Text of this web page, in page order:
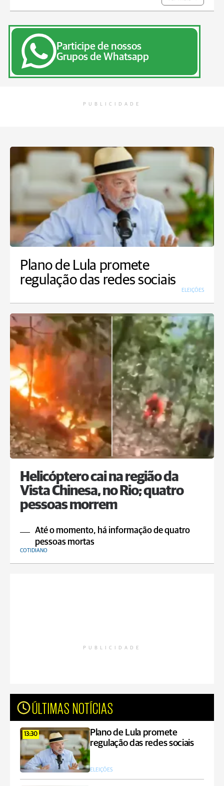
Participe de nossos
Grupos de Whatsapp
PUBLICIDADE
Plano de Lula promete
regulação das redes sociais
ELEIÇÕES
Helicóptero cai na região da
Vista Chinesa, no Rio; quatro
pessoas morrem
Até o momento, há informação de quatro
pessoas mortas
COTIDIANO
PUBLICIDADE
ÚLTIMAS NOTÍCIAS
13:30
Plano de Lula promete
regulação das redes sociais
ELEIÇÕES